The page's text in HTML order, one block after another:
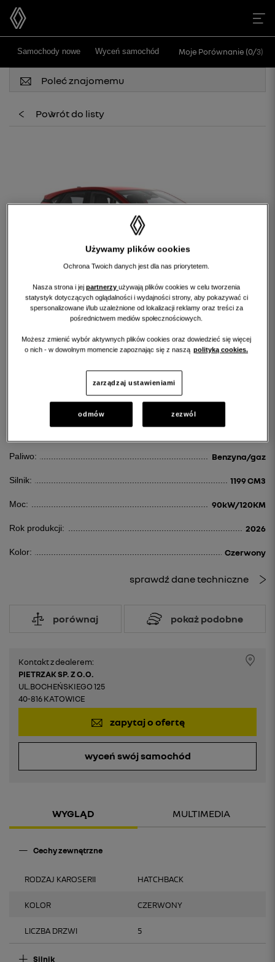
Samochody nowe Wyceń samochód Moje Porównanie (0/3)
Powrót do listy
Poleć znajomemu
RENAULT CAPTUR
CAPTUR 1.2 TCE EVOLUTION ECO-G
90 250 PLN
Paliwo: Benzyna/gaz
Silnik: 1199 CM3
Moc: 90kW/120KM
Rok produkcji: 2026
Kolor: Czerwony
sprawdź dane techniczne
porównaj pokaż podobne
Kontakt z dealerem:
PIETRZAK SP. Z O.O.
UL.BOCHEŃSKIEGO 125
40-816 KATOWICE
zapytaj o ofertę
wyceń swój samochód
WYGLĄD MULTIMEDIA
Cechy zewnętrzne
RODZAJ KAROSERII HATCHBACK
KOLOR CZERWONY
LICZBA DRZWI 5
Silnik
Używamy plików cookies
Ochrona Twoich danych jest dla nas priorytetem.
Nasza strona i jej partnerzy używają plików cookies w celu tworzenia
statystyk dotyczących oglądalności i wydajności strony, aby pokazywać ci
spersonalizowane i/lub uzależnione od lokalizacji reklamy oraz treści za
pośrednictwem mediów społecznościowych.
Możesz zmienić wybór aktywnych plików cookies oraz dowiedzieć się więcej
o nich - w dowolnym momencie zapoznając się z naszą polityką cookies.
zarządzaj ustawieniami
odmów zezwól